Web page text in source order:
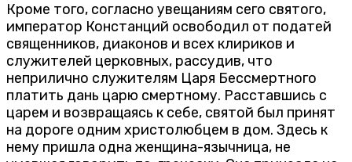
Кроме того, согласно увещаниям сего святого,
император Констанций освободил от податей
священников, диаконов и всех клириков и
служителей церковных, рассудив, что
неприлично служителям Царя Бессмертного
платить дань царю смертному. Расставшись с
царем и возвращаясь к себе, святой был принят
на дороге одним христолюбцем в дом. Здесь к
нему пришла одна женщина-язычница, не